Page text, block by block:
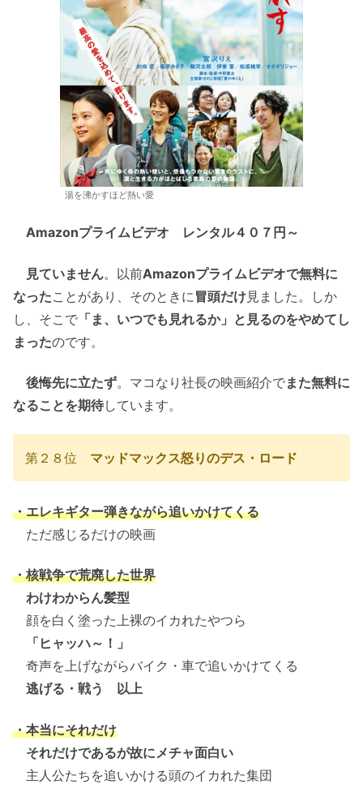
湯を沸かすほど熱い愛
Amazonプライムビデオ レンタル４０７円～
見ていません。以前Amazonプライムビデオで無料に
なったことがあり、そのときに 冒頭だけ見ました。しか
し、そこで 「ま、いつでも見れるか」と見るのをやめてし
まったのです。
後悔先に立たず。マコなり社長の映画紹介でまた無料に
なることを期待しています。
第２８位 マッドマックス怒りのデス・ロード
・エレキギター弾きながら追いかけてくる
ただ感じるだけの映画
・核戦争で荒廃した世界
わけわからん髪型
顔を白く塗った上裸のイカれたやつら
「ヒャッハ～！」
奇声を上げながらバイク・車で追いかけてくる
逃げる・戦う 以上
・本当にそれだけ
それだけであるが故にメチャ面白い
主人公たちを追いかける頭のイカれた集団